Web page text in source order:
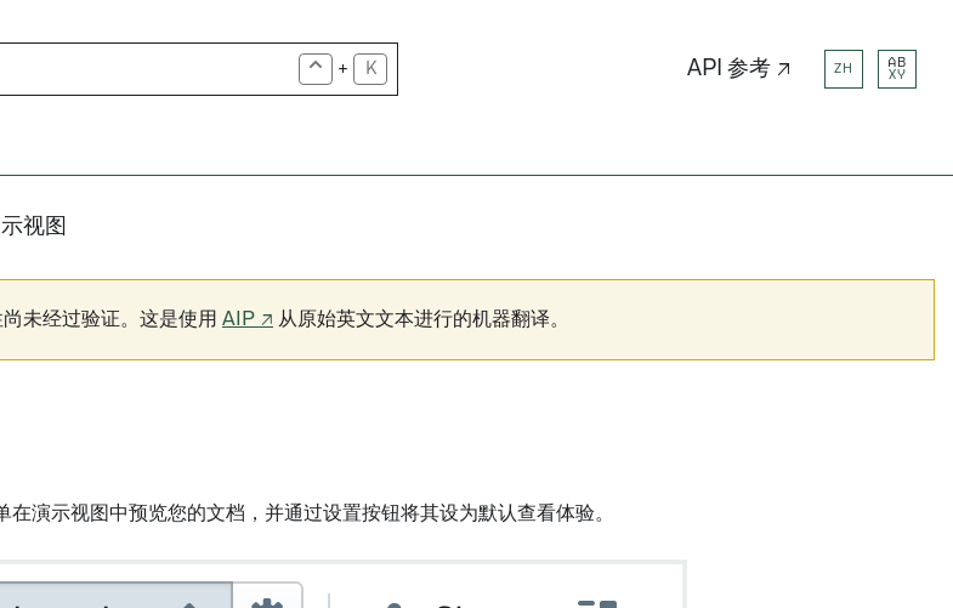
+ K API 参考 ↗ ZH
AB
XY
视图
未经过验证。这是使用 AIP ↗ 从原始英文文本进行的机器翻译。
演示视图中预览您的文档，并通过设置按钮将其设为默认查看体验。